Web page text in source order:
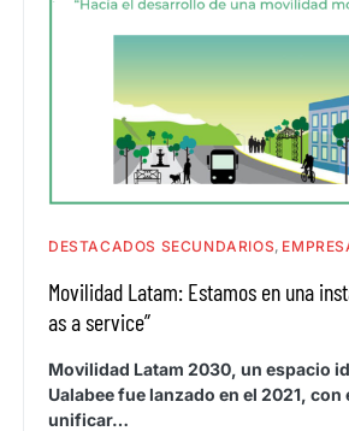
DESTACADOS SECUNDARIOS
Movilidad Latam: Estamos en una
as a service”
Movilidad Latam 2030, un espacio
Ualabee fue lanzado en el 2021,
unificar…